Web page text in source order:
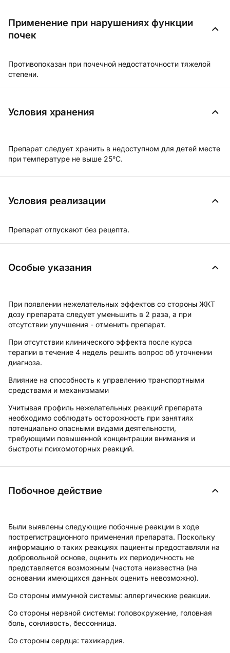
Применение при нарушениях функции
почек
Противопоказан при почечной недостаточности тяжелой
степени.
Условия хранения
Препарат следует хранить в недоступном для детей месте
при температуре не выше 25°C.
Условия реализации
Препарат отпускают без рецепта.
Особые указания
При появлении нежелательных эффектов со стороны ЖКТ
дозу препарата следует уменьшить в 2 раза, а при
отсутствии улучшения - отменить препарат.
При отсутствии клинического эффекта после курса
терапии в течение 4 недель решить вопрос об уточнении
диагноза.
Влияние на способность к управлению транспортными
средствами и механизмами
Учитывая профиль нежелательных реакций препарата
необходимо соблюдать осторожность при занятиях
потенциально опасными видами деятельности,
требующими повышенной концентрации внимания и
быстроты психомоторных реакций.
Побочное действие
Были выявлены следующие побочные реакции в ходе
пострегистрационного применения препарата. Поскольку
информацию о таких реакциях пациенты предоставляли на
добровольной основе, оценить их периодичность не
представляется возможным (частота неизвестна (на
основании имеющихся данных оценить невозможно).
Со стороны иммунной системы: аллергические реакции.
Со стороны нервной системы: головокружение, головная
боль, сонливость, бессонница.
Со стороны сердца: тахикардия.